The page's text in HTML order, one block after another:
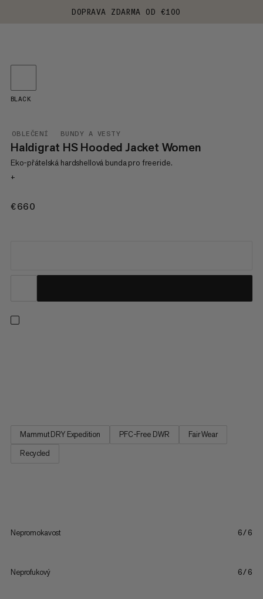
DOPRAVA ZDARMA OD €100
OBLEČENÍ BUNDY A VESTY
Haldigrat HS Hooded Jacket Women
Eko-přátelská hardshellová bunda pro freeride.
+
€660
BLACK
Mammut DRY Expedition PFC-Free DWR
Fair Wear
Recycled
Nepromokavost 6/6
Neprofukový 6/6